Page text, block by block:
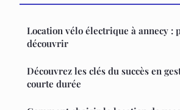
Location vélo électrique à annecy :
découvrir
Découvrez les clés du succès en
courte durée